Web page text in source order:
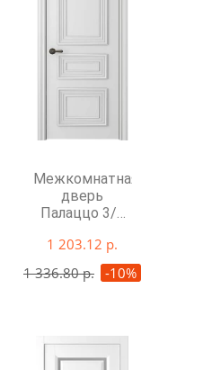
Межкомнатная
дверь
Палаццо 3/1
1 203.12 р.
1 336.80 р. -10%